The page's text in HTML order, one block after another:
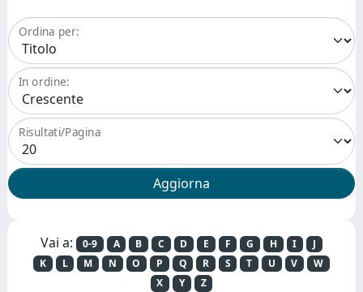
Ordina per:
In ordine:
Risultati/Pagina
Vai a: 0-9 A B C D E F G H I
J
K
L M N O P Q R S T U V
W
X
Y Z